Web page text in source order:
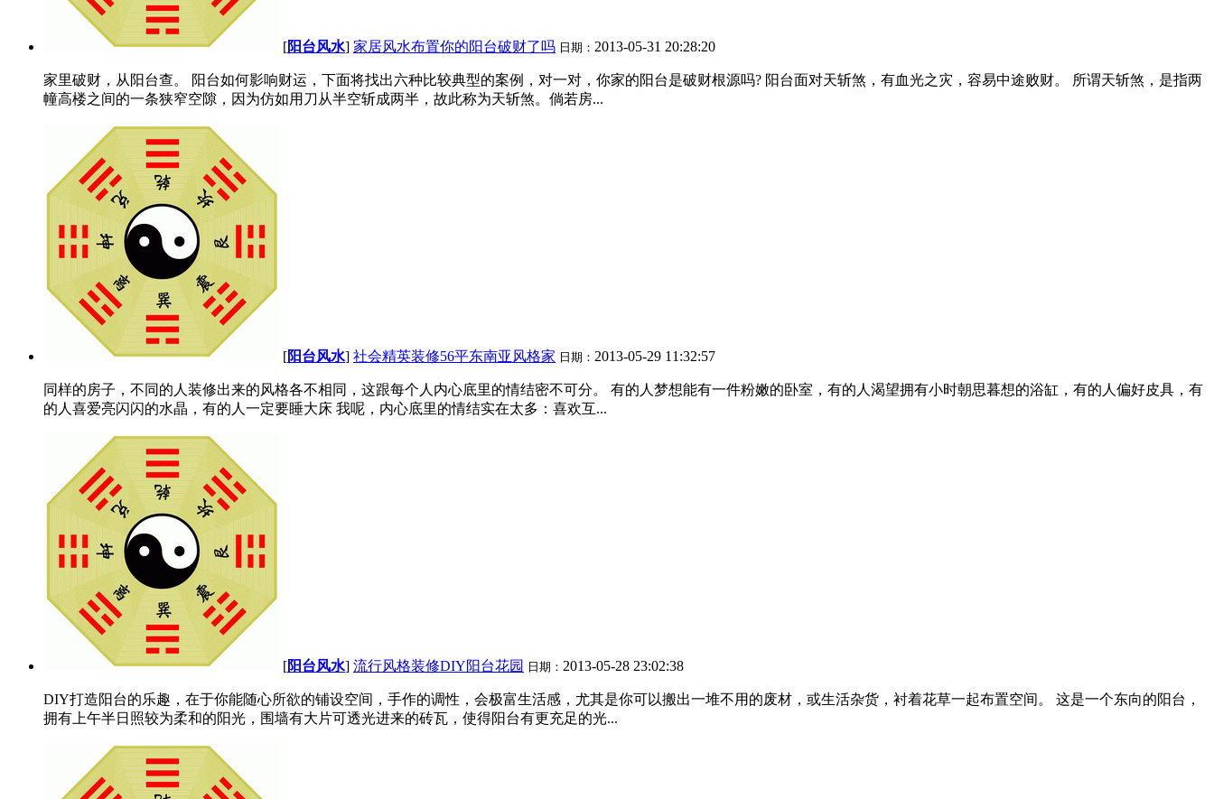
[阳台风水] 家居风水布置你的阳台破财了吗 日期： 2013-05-31 20:28:20
家里破财，从阳台查。 阳台如何影响财运，下面将找出六种比较典型的案例，对一对，你家的阳台是破财根源吗? 阳台面对天斩煞，有血光之灾，容易中途败财。 所谓天斩煞，是指两
幢高楼之间的一条狭窄空隙，因为仿如用刀从半空斩成两半，故此称为天斩煞。倘若房...
[阳台风水] 社会精英装修56平东南亚风格家 日期： 2013-05-29 11:32:57
同样的房子，不同的人装修出来的风格各不相同，这跟每个人内心底里的情结密不可分。 有的人梦想能有一件粉嫩的卧室，有的人渴望拥有小时朝思暮想的浴缸，有的人偏好皮具，有
的人喜爱亮闪闪的水晶，有的人一定要睡大床 我呢，内心底里的情结实在太多：喜欢互...
[阳台风水] 流行风格装修DIY阳台花园 日期： 2013-05-28 23:02:38
DIY打造阳台的乐趣，在于你能随心所欲的铺设空间，手作的调性，会极富生活感，尤其是你可以搬出一堆不用的废材，或生活杂货，衬着花草一起布置空间。 这是一个东向的阳台，
拥有上午半日照较为柔和的阳光，围墙有大片可透光进来的砖瓦，使得阳台有更充足的光...